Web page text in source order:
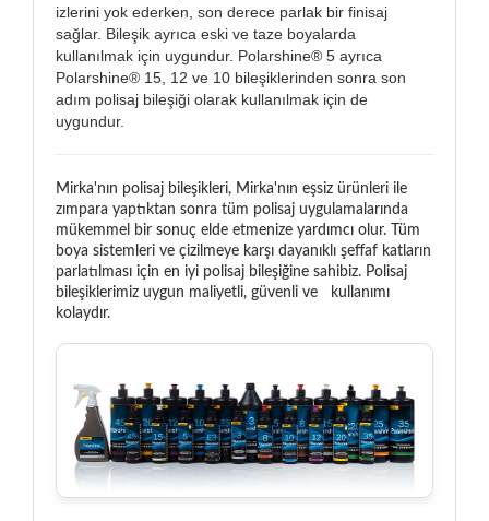
izlerini yok ederken, son derece parlak bir finisaj
sağlar. Bileşik ayrıca eski ve taze boyalarda
kullanılmak için uygundur. Polarshine® 5 ayrıca
Polarshine® 15, 12 ve 10 bileşiklerinden sonra son
adım polisaj bileşiği olarak kullanılmak için de
uygundur.
Mirka'nın polisaj bileşikleri, Mirka'nın eşsiz ürünleri ile
zımpara yaptıktan sonra tüm polisaj uygulamalarında
mükemmel bir sonuç elde etmenize yardımcı olur. Tüm
boya sistemleri ve çizilmeye karşı dayanıklı şeffaf katların
parlatılması için en iyi polisaj bileşiğine sahibiz. Polisaj
bileşiklerimiz uygun maliyetli, güvenli ve kullanımı
kolaydır.